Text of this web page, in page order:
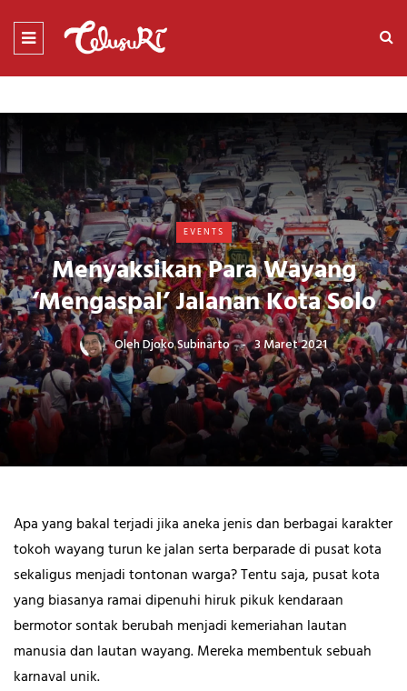
EVENTS
Menyaksikan Para Wayang
‘Mengaspal’ Jalanan Kota Solo
OlehDjoko Subinarto 3 Maret 2021
Apa yang bakal terjadi jika aneka jenis dan berbagai karakter
tokoh wayang turun ke jalan serta berparade di pusat kota
sekaligus menjadi tontonan warga? Tentu saja, pusat kota
yang biasanya ramai dipenuhi hiruk pikuk kendaraan
bermotor sontak berubah menjadi kemeriahan lautan
manusia dan lautan wayang. Mereka membentuk sebuah
karnaval unik.